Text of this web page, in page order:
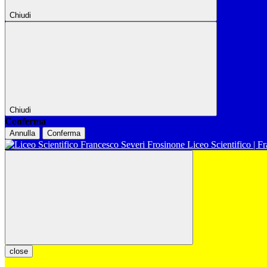
Chiudi
Chiudi
Conferma
Annulla Conferma
Liceo Scientifico |
close